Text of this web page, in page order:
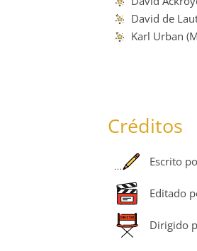
David de
Karl Urban
Créditos
Escrito
Editado
Dirigido